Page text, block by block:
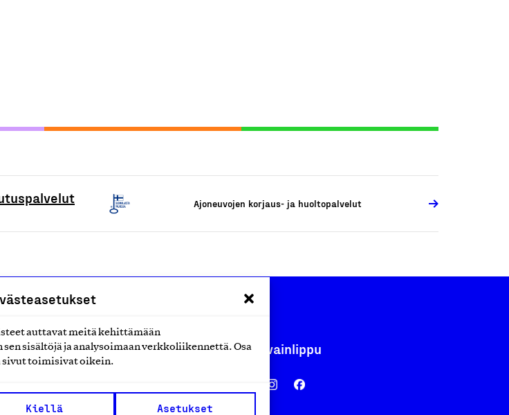
auttavat meitä kehittämään
sisältöjä ja analysoimaan verkkoliikennettä. Osa
sivut toimisivat oikein.
Kiellä Asetukset
Ajoneuvojen korjaus- ja huoltopalvelut
Suomalainen työ ry
00130 Helsinki
Avainlippu